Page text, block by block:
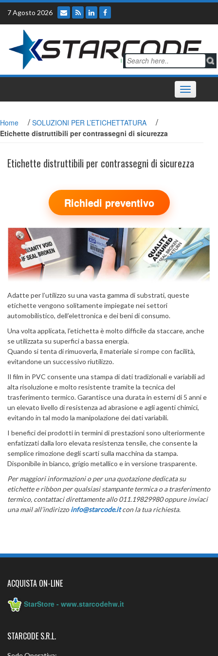
Skip
content
7 Agosto 2026
Toggle
navigation
Home / SOLUZIONI PER L’ETICHETTATURA /
Etichette distruttibili per contrassegni di sicurezza
Etichette distruttibili per contrassegni di sicurezza
Richiedi preventivo
Adatte per l’utilizzo su una vasta gamma di substrati, queste
etichette vengono solitamente impiegate nei settori
automobilistico, dell’elettronica e dei beni di consumo.
Una volta applicata, l’etichetta è molto difficile da staccare, anche
se utilizzata su superfici a bassa energia.
Quando si tenta di rimuoverla, il materiale si rompe con facilità,
evitandone un successivo riutilizzo.
Il film in PVC consente una stampa di dati tradizionali e variabili ad
alta risoluzione e molto resistente tramite la tecnica del
trasferimento termico. Garantisce una durata in esterni di 5 anni e
un elevato livello di resistenza ad abrasione e agli agenti chimici,
evitando in tal modo la manipolazione dei dati variabili.
I benefici dei prodotti in termini di prestazioni sono ulteriormente
enfatizzati dalla loro elevata resistenza tensile, che consente la
semplice rimozione degli scarti sulla macchina da stampa.
Disponibile in bianco, grigio metallico e in versione trasparente.
Per maggiori informazioni o per una quotazione dedicata su
etichette e ribbon per qualsiasi stampante termica o a trasferimento
termico, contattaci direttamente allo 011.19829980oppure inviaci
una mail all’indirizzoinfo@starcode.itcon la tua richiesta.
ACQUISTA ON-LINE
StarStore - www.starcodehw.it
STARCODE S.R.L.